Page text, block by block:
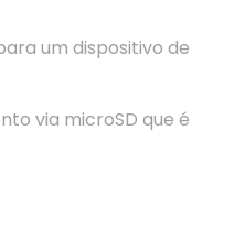
um dispositivo de
via microSD que é